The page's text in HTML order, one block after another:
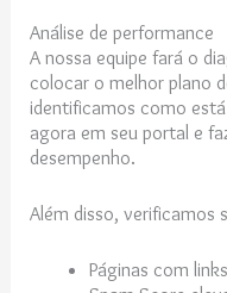
Análise de performance
A nossa equipe fará o
colocar o melhor plano
identificamos como
agora em seu portal e
desempenho.
Além disso, verificamos
Páginas com